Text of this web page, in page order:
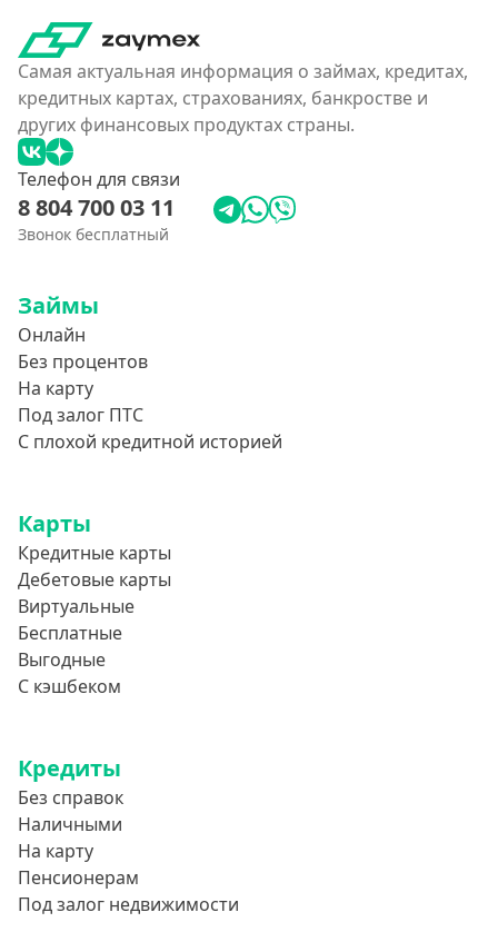
Самая актуальная информация о займах, кредитах,
кредитных картах, страхованиях, банкростве и
других финансовых продуктах страны.
Телефон для связи
8 804 700 03 11
Звонок бесплатный
Займы
Онлайн
Без процентов
На карту
Под залог ПТС
С плохой кредитной историей
Карты
Кредитные карты
Дебетовые карты
Виртуальные
Бесплатные
Выгодные
С кэшбеком
Кредиты
Без справок
Наличными
На карту
Пенсионерам
Под залог недвижимости